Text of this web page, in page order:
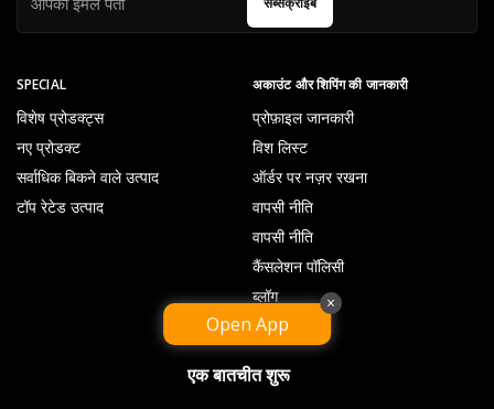
SPECIAL
विशेष प्रोडक्ट्स
नए प्रोडक्ट
सर्वाधिक बिकने वाले उत्पाद
टॉप रेटेड उत्पाद
अकाउंट और शिपिंग की जानकारी
प्रोफ़ाइल जानकारी
विश लिस्ट
ऑर्डर पर नज़र रखना
वापसी नीति
वापसी नीति
कैंसलेशन पॉलिसी
ब्लॉग
एक बातचीत शुरू
Open App
×